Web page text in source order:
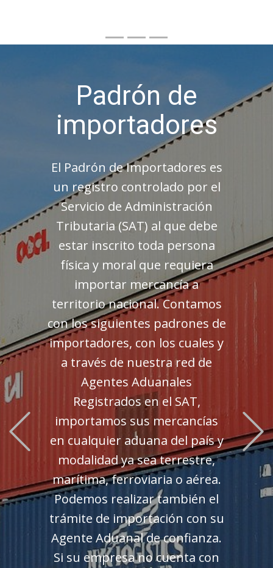
Padrón de
importadores
El Padrón de Importadores es
un registro controlado por el
Servicio de Administración
Tributaria (SAT) al que debe
estar inscrito toda persona
física y moral que requiera
importar mercancía a
territorio nacional. Contamos
con los siguientes padrones de
importadores, con los cuales y
a través de nuestra red de
Agentes Aduanales
Registrados en el SAT,
importamos sus mercancías
en cualquier aduana del país y
modalidad ya sea terrestre,
marítima, ferroviaria o aérea.
Podemos realizar también el
trámite de importación con su
Agente Aduanal de confianza.
Si su empresa no cuenta con
Previous